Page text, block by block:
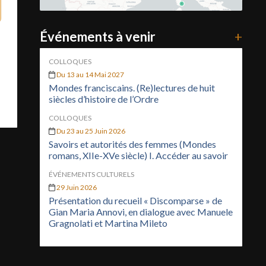
Événements à venir +
COLLOQUES
Du 13 au 14 Mai 2027
Mondes franciscains. (Re)lectures de huit
siècles d’histoire de l’Ordre
COLLOQUES
Du 23 au 25 Juin 2026
Savoirs et autorités des femmes (Mondes
romans, XIIe-XVe siècle) I. Accéder au savoir
ÉVÉNEMENTS CULTURELS
29 Juin 2026
Présentation du recueil « Discomparse » de
Gian Maria Annovi, en dialogue avec Manuele
Gragnolati et Martina Mileto